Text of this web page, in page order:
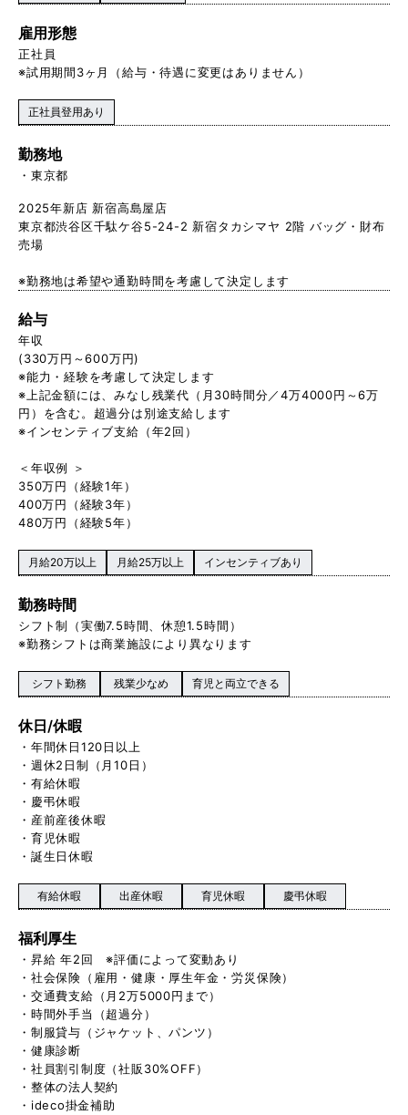
雇用形態
正社員
※試用期間3ヶ月（給与・待遇に変更はありません）
正社員登用あり
勤務地
東京都
2025年新店 新宿高島屋店
東京都渋谷区千駄ケ谷5-24-2 新宿タカシマヤ 2階 バッグ・財布
売場
※勤務地は希望や通勤時間を考慮して決定します
給与
年収
(330万円～600万円)
※能力・経験を考慮して決定します
※上記金額には、みなし残業代（月30時間分／4万4000円～6万
円）を含む。超過分は別途支給します
※インセンティブ支給（年2回）
＜年収例 ＞
350万円（経験1年）
400万円（経験3年）
480万円（経験5年）
月給20万以上 月給25万以上 インセンティブあり
勤務時間
シフト制（実働7.5時間、休憩1.5時間）
※勤務シフトは商業施設により異なります
シフト勤務 残業少なめ 育児と両立できる
休日/休暇
・年間休日120日以上
・週休2日制（月10日）
・有給休暇
・慶弔休暇
・産前産後休暇
・育児休暇
・誕生日休暇
有給休暇 出産休暇 育児休暇 慶弔休暇
福利厚生
・昇給 年2回 ※評価によって変動あり
・社会保険（雇用・健康・厚生年金・労災保険）
・交通費支給（月2万5000円まで）
・時間外手当（超過分）
・制服貸与（ジャケット、パンツ）
・健康診断
・社員割引制度（社販30%OFF）
・整体の法人契約
・ideco掛金補助